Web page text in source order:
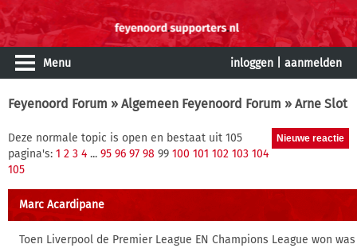
Menu inloggen aanmelden
Feyenoord Forum » Algemeen Feyenoord Forum » Arne Slot
Deze normale topic is open en bestaat uit 105
pagina's: 1 2 3 4 ... 95 96 97 98 99 100 101 102 103 104
105
Marc Acardipane
Toen Liverpool de Premier League EN Champions League won